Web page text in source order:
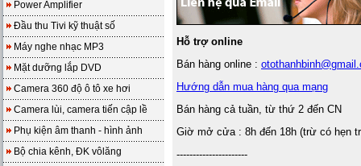
Power Amplifier
Đầu thu Tivi kỹ thuật số
Máy nghe nhạc MP3
Mặt dưỡng lắp DVD
Camera 360 độ ô tô xe hơi
Camera lùi, camera tiến cập lề
Phụ kiện âm thanh - hình ảnh
Bộ chia kênh, ĐK vôlăng
Hỗ trợ online
Bán hàng online :
Hướng dẫn mua hàng qua mạng
Bán hàng cả tuần, từ thứ 2 đến CN
Giờ mở cửa : 8h đến 18h (trừ có hẹn
----------------------